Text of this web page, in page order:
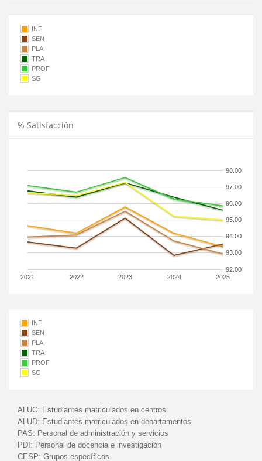
INF
SEN
PLA
TRA
PROF
SG
% Satisfacción
2021 2022 2023 2024 2025
92.00
93.00
94.00
95.00
96.00
97.00
98.00
INF
SEN
PLA
TRA
PROF
SG
ALUC: Estudiantes matriculados en centros
ALUD: Estudiantes matriculados en departamentos
PAS: Personal de administración y servicios
PDI: Personal de docencia e investigación
CESP: Grupos específicos